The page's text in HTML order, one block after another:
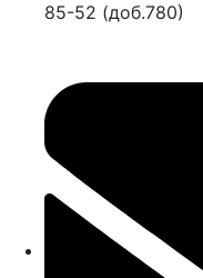
85-52 (доб.780)